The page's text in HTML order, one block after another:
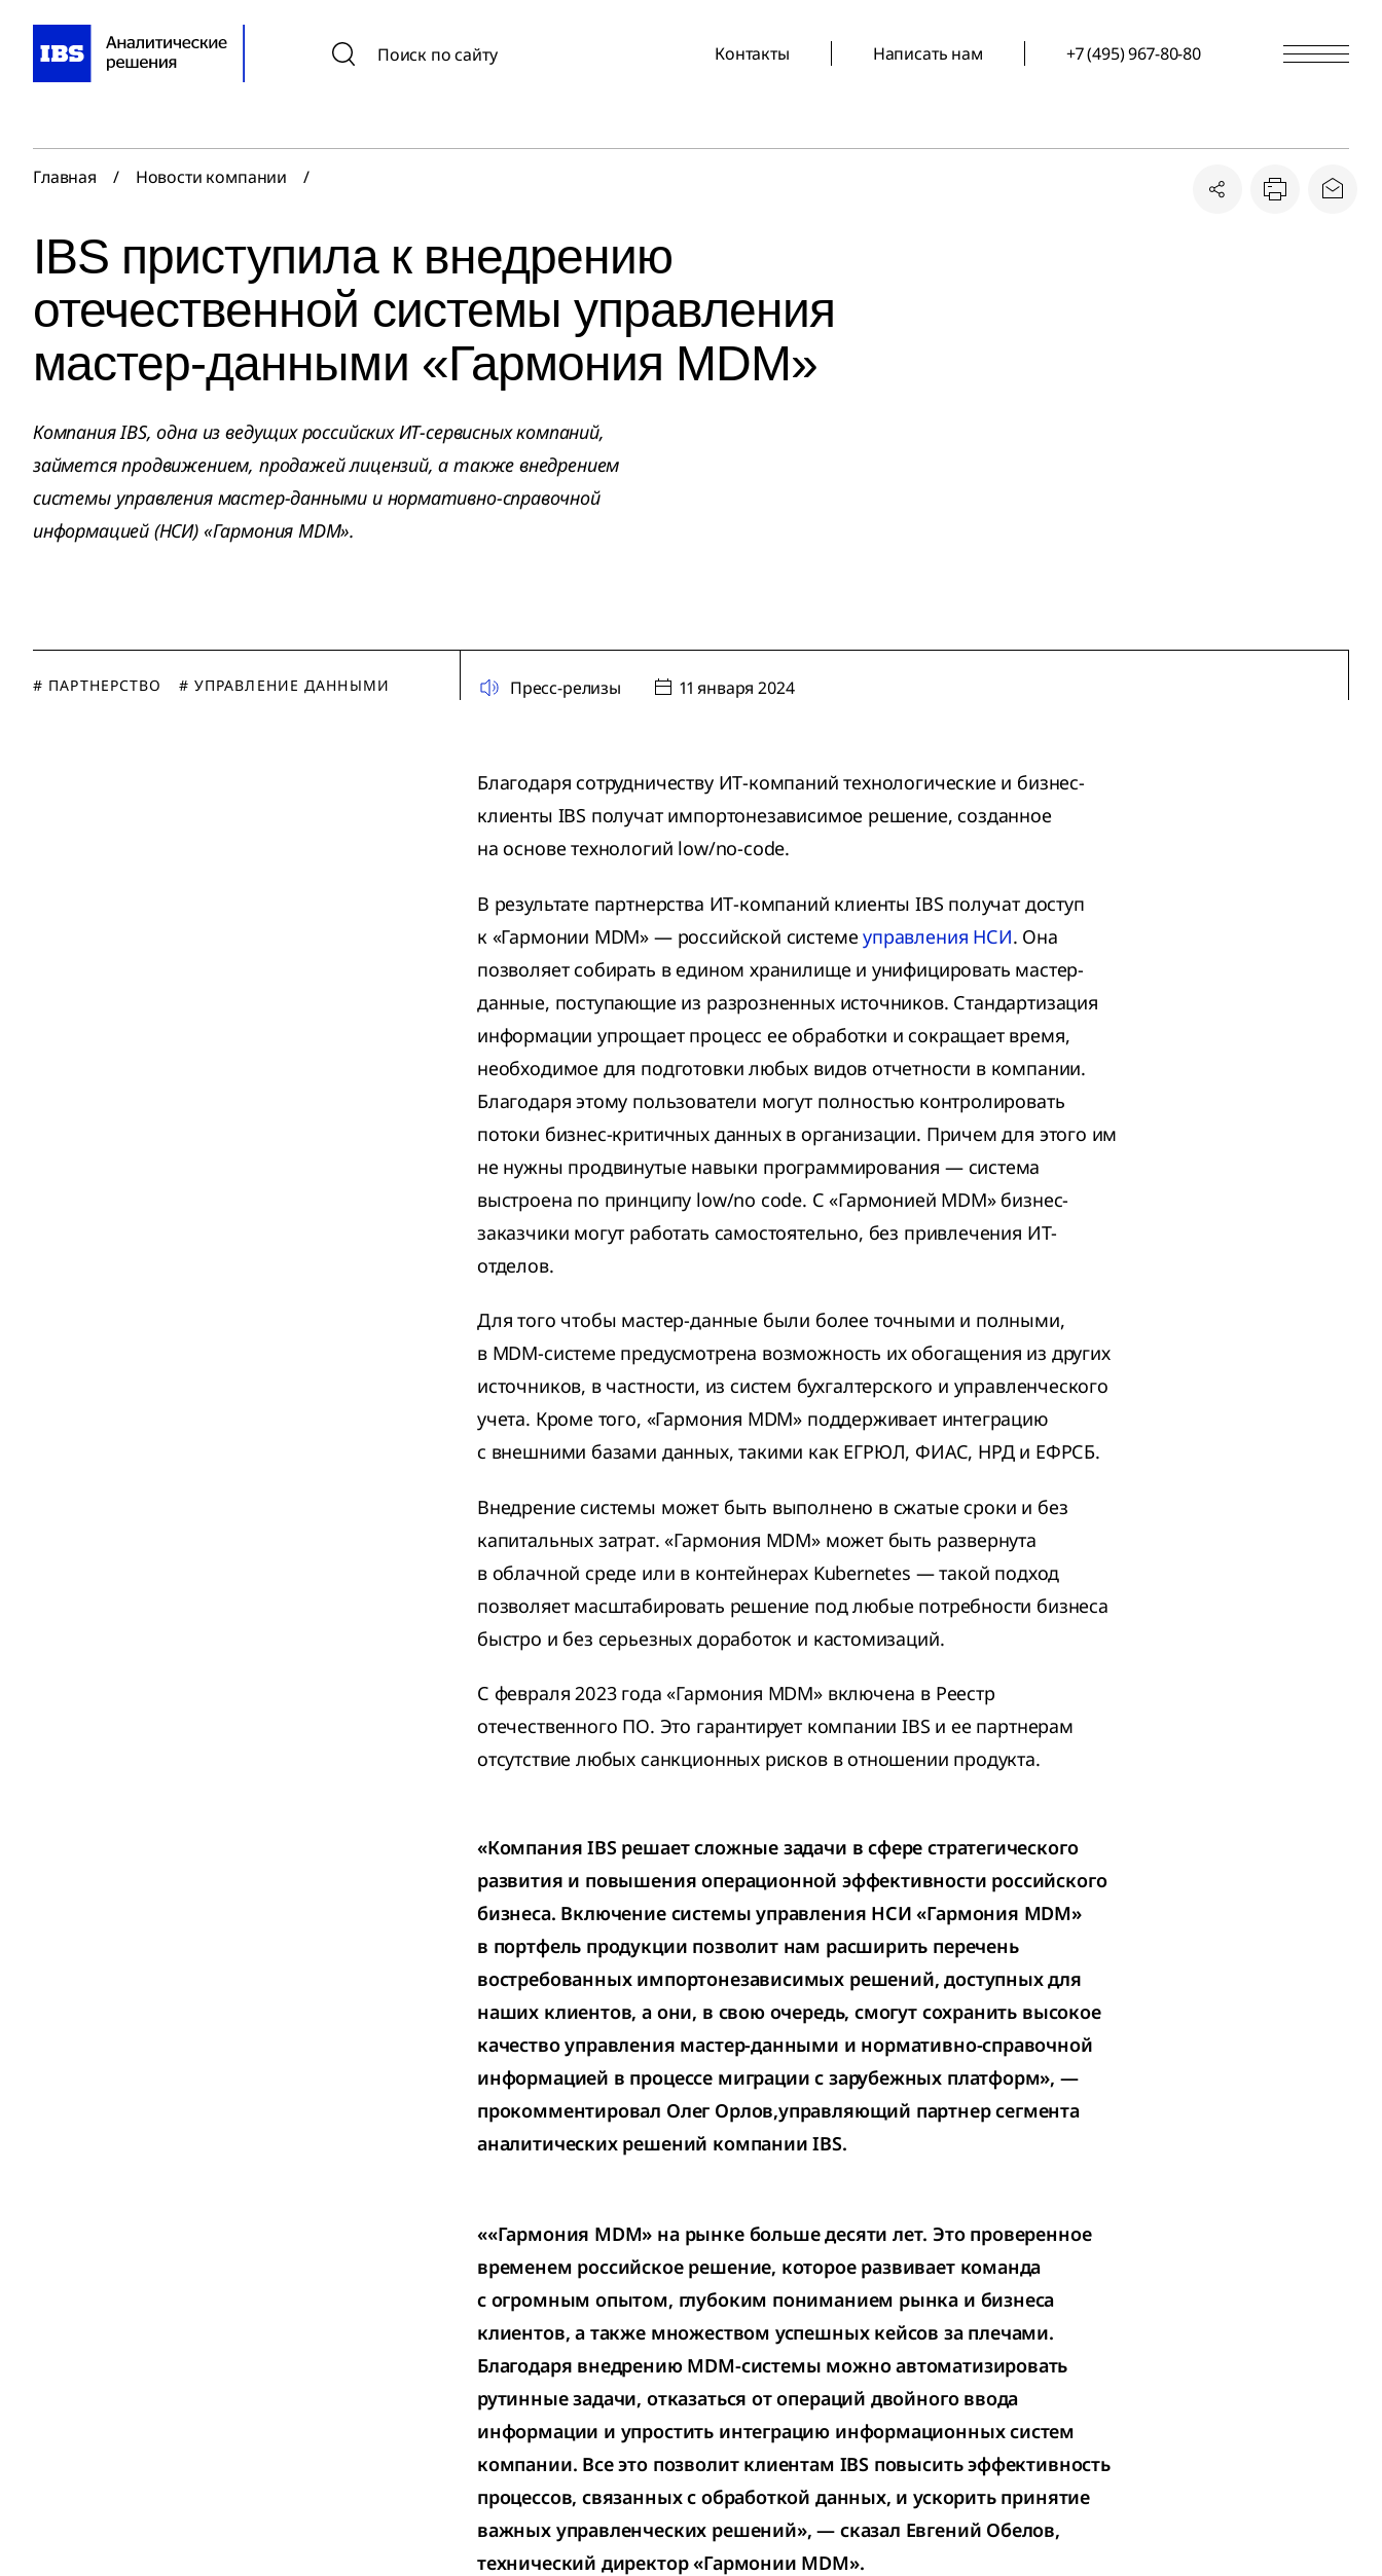
Поиск по сайту Контакты Написать нам +7 (495) 967-80-80
Главная / Новости компании /
IBS приступила к внедрению
отечественной системы управления
мастер-данными «Гармония MDM»
Компания IBS, одна из ведущих российских ИТ-сервисных компаний,
займется продвижением, продажей лицензий, а также внедрением
системы управления мастер-данными и нормативно-справочной
информацией (НСИ) «Гармония MDM».
# ПАРТНЕРСТВО # УПРАВЛЕНИЕ ДАННЫМИ Пресс-релизы 11 января 2024
Благодаря сотрудничеству ИТ-компаний технологические и бизнес-
клиенты IBS получат импортонезависимое решение, созданное
на основе технологий low/no-code.
В результате партнерства ИТ-компаний клиенты IBS получат доступ
к «Гармонии MDM» — российской системеуправления НСИ. Она
позволяет собирать в едином хранилище и унифицировать мастер-
данные, поступающие из разрозненных источников. Стандартизация
информации упрощает процесс ее обработки и сокращает время,
необходимое для подготовки любых видов отчетности в компании.
Благодаря этому пользователи могут полностью контролировать
потоки бизнес-критичных данных в организации. Причем для этого им
не нужны продвинутые навыки программирования — система
выстроена по принципу low/no code. С «Гармонией MDM» бизнес-
заказчики могут работать самостоятельно, без привлечения ИТ-
отделов.
Для того чтобы мастер-данные были более точными и полными,
в MDM-системе предусмотрена возможность их обогащения из других
источников, в частности, из систем бухгалтерского и управленческого
учета. Кроме того, «Гармония MDM» поддерживает интеграцию
с внешними базами данных, такими как ЕГРЮЛ, ФИАС, НРД и ЕФРСБ.
Внедрение системы может быть выполнено в сжатые сроки и без
капитальных затрат. «Гармония MDM» может быть развернута
в облачной среде или в контейнерах Kubernetes — такой подход
позволяет масштабировать решение под любые потребности бизнеса
быстро и без серьезных доработок и кастомизаций.
С февраля 2023 года «Гармония MDM» включена в Реестр
отечественного ПО. Это гарантирует компании IBS и ее партнерам
отсутствие любых санкционных рисков в отношении продукта.
«Компания IBS решает сложные задачи в сфере стратегического
развития и повышения операционной эффективности российского
бизнеса. Включение системы управления НСИ «Гармония MDM»
в портфель продукции позволит нам расширить перечень
востребованных импортонезависимых решений, доступных для
наших клиентов, а они, в свою очередь, смогут сохранить высокое
качество управления мастер-данными и нормативно-справочной
информацией в процессе миграции с зарубежных платформ», —
прокомментировал Олег Орлов,управляющий партнер сегмента
аналитических решений компании IBS.
««Гармония MDM» на рынке больше десяти лет. Это проверенное
временем российское решение, которое развивает команда
с огромным опытом, глубоким пониманием рынка и бизнеса
клиентов, а также множеством успешных кейсов за плечами.
Благодаря внедрению MDM-системы можно автоматизировать
рутинные задачи, отказаться от операций двойного ввода
информации и упростить интеграцию информационных систем
компании. Все это позволит клиентам IBS повысить эффективность
процессов, связанных с обработкой данных, и ускорить принятие
важных управленческих решений», — сказал Евгений Обелов,
технический директор «Гармонии MDM».